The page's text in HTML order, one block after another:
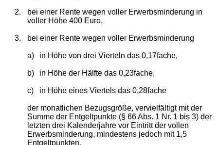
2.
bei einer Rente wegen voller Erwerbsminderung in
voller Höhe 400 Euro,
3. bei einer Rente wegen voller Erwerbsminderung
a) in Höhe von drei Vierteln das 0,17fache,
b) in Höhe der Hälfte das 0,23fache,
c) in Höhe eines Viertels das 0,28fache
der monatlichen Bezugsgröße, vervielfältigt mit der
Summe der Entgeltpunkte (§ 66Abs. 1 Nr. 1 bis 3) der
letzten drei Kalenderjahre vor Eintritt der vollen
Erwerbsminderung, mindestens jedoch mit 1,5
Entgeltpunkten,